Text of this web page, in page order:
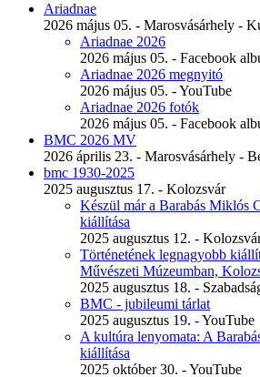
Ariadnae
2026 május 05. - Marosvásárhely -
Ariadnae 2026
2026 május 05. - Facebook
Ariadnae 2026 megnyitó
2026 május 05. - YouTube
Ariadnae 2026 fotók
2026 május 05. - Facebook
BMC 2026 MV
2026 április 23. - Marosvásárhely -
bmc 1930-2025
2025 augusztus 17. - Kolozsvár
Készül már a Barabás Miklós
kiállítása
2025 augusztus 12. -
Történetének legnagyobb
Művészeti Múzeumban,
2025 augusztus 18. -
BMC - jubileumi tárlat
2025 augusztus 19. - YouTube
A kultúra lenyomata: A
kiállítása
2025 október 30. - YouTube